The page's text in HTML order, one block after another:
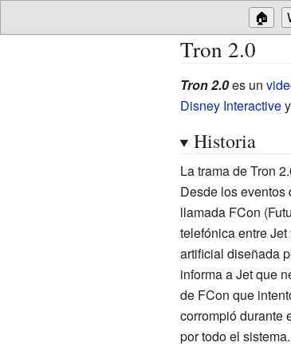
🏠
Tron 2.0
Tron 2.0es un
Disney Interactivey
Historia
La trama de Tron
Desde los eventos
llamada FCon
telefónica entre
artificial diseñada
informa a Jet que
de FCon que
corrompió durante
por todo el sistema.